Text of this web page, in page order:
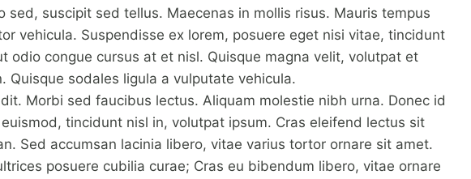
suscipit sed tellus. Maecenas in mollis risus. Mauris tempus
vehicula. Suspendisse ex lorem, posuere eget nisi vitae, tincidunt
congue cursus at et nisl. Quisque magna velit, volutpat et
sodales ligula a vulputate vehicula.
Morbi sed faucibus lectus. Aliquam molestie nibh urna. Donec id
tincidunt nisl in, volutpat ipsum. Cras eleifend lectus sit
Sed accumsan lacinia libero, vitae varius tortor ornare sit amet.
posuere cubilia curae; Cras eu bibendum libero, vitae ornare